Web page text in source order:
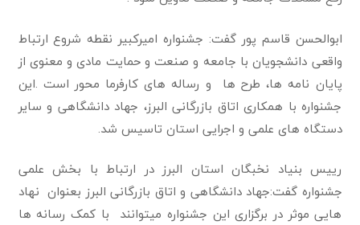
ابوالحسن قاسم پور گفت: جشنواره امیرکبیر نقطه شروع ارتباط
واقعی دانشجویان با جامعه و صنعت و حمایت مادی و معنوی از
پایان نامه ها، طرح ها و رساله های کارفرما محور است .این
جشنواره با همکاری اتاق بازرگانی البرز، جهاد دانشگاهی و سایر
دستگاه های علمی و اجرایی استان تاسیس شد.
رییس بنیاد نخبگان استان البرز در ارتباط با بخش علمی
جشنواره گفت:جهاد دانشگاهی و اتاق بازرگانی البرز بعنوان نهاد
هایی موثر در برگزاری این جشنواره میتوانند با کمک رسانه ها